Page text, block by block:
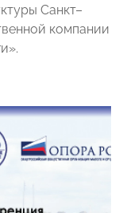
Санкт–
компании